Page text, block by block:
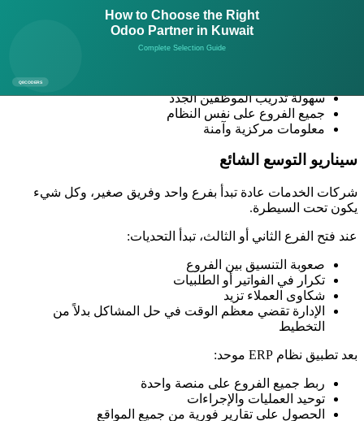
سهولة تدريب الموظفين الجدد
جميع الفروع على نفس النظام
معلومات مركزية وآمنة
سيناريو التوسع الشائع
شركات الخدمات عادة تبدأ بفرع واحد وفريق صغير، وكل شيء
يكون تحت السيطرة.
عند فتح الفرع الثاني أو الثالث، تبدأ التحديات:
صعوبة التنسيق بين الفروع
تكرار في الفواتير أو الطلبيات
شكاوى العملاء تزيد
الإدارة تقضي معظم الوقت في حل المشاكل بدلاً من
التخطيط
بعد تطبيق نظام ERP موحد:
ربط جميع الفروع على منصة واحدة
توحيد العمليات والإجراءات
الحصول على تقارير فورية من جميع المواقع